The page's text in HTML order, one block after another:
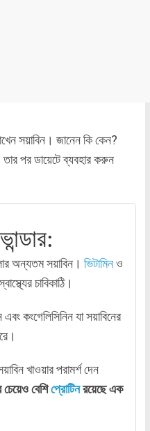
সয়াবিন। জানেন কি কেন?
পর ডায়েটে ব্যবহার করুন
অন্যতম সয়াবিন। ভিটামিনও
চাবিকাঠি।
কংগেলিসিনিন যা সয়াবিনের
খাওয়ার পরামর্শ দেন
বেশিপ্রোটিনরয়েছে এক